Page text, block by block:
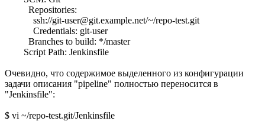
Repositories:
ssh://git-user@git.example.net/~/repo-test.git
Credentials: git-user
Branches to build: */master
Script Path: Jenkinsfile
Очевидно, что содержимое выделенного из конфигурации
задачи описания "pipeline" полностью переносится в
"Jenkinsfile":
$ vi ~/repo-test.git/Jenkinsfile